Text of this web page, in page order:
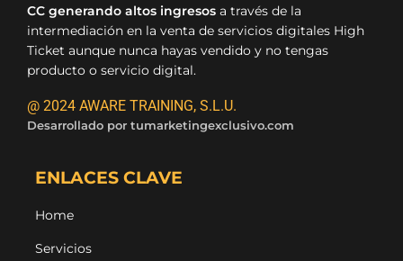
CC generando altos ingresos a través de la
intermediación en la venta de servicios digitales High
Ticket aunque nunca hayas vendido y no tengas
producto o servicio digital.
@ 2024 AWARE TRAINING, S.L.U.
Desarrollado por tumarketingexclusivo.com
ENLACES CLAVE
Home
Servicios